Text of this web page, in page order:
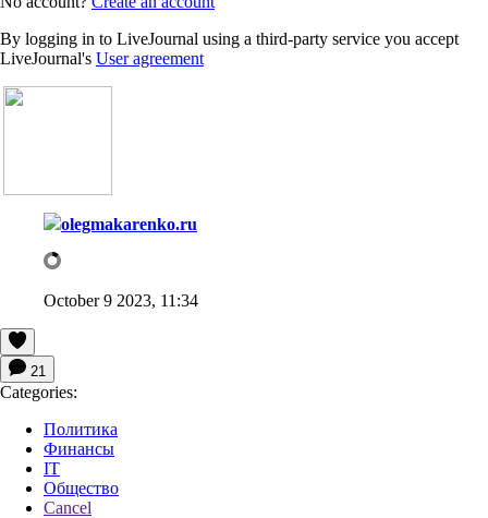
By logging in to LiveJournal using a third-party service you accept
LiveJournal's User agreement
olegmakarenko.ru
October 9 2023, 11:34
21
Categories:
Политика
Финансы
IT
Общество
Cancel